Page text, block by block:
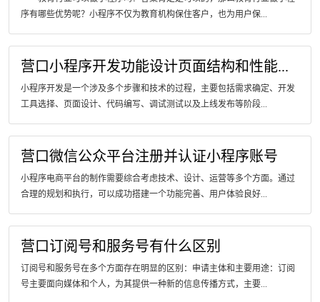
序有哪些优势呢？小程序不仅为教育机构保住客户，也为用户保...
营口小程序开发功能设计页面结构和性能...
小程序开发是一个涉及多个步骤和技术的过程，主要包括需求确定、开发
工具选择、页面设计、代码编写、调试测试以及上线发布等阶段...
营口微信公众平台注册并认证小程序账号
小程序电商平台的制作需要综合考虑技术、设计、运营等多个方面。通过
合理的规划和执行，可以成功搭建一个功能完善、用户体验良好...
营口订阅号和服务号有什么区别
订阅号和服务号在多个方面存在明显的区别：申请主体和主要用途：订阅
号主要面向媒体和个人，为其提供一种新的信息传播方式，主要...